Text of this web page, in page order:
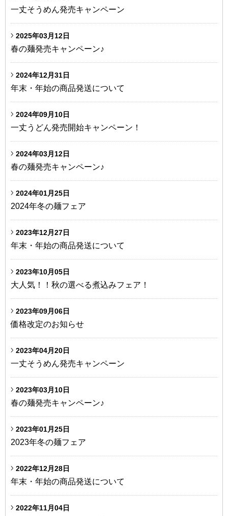
一丈そうめん発売キャンペーン
2025年03月12日
春の麺発売キャンペーン♪
2024年12月31日
年末・年始の商品発送について
2024年09月10日
一丈うどん発売開始キャンペーン！
2024年03月12日
春の麺発売キャンペーン♪
2024年01月25日
2024年冬の麺フェア
2023年12月27日
年末・年始の商品発送について
2023年10月05日
大人気！！秋の選べる煮込みフェア！
2023年09月06日
価格改定のお知らせ
2023年04月20日
一丈そうめん発売キャンペーン
2023年03月10日
春の麺発売キャンペーン♪
2023年01月25日
2023年冬の麺フェア
2022年12月28日
年末・年始の商品発送について
2022年11月04日